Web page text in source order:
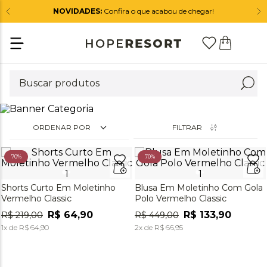
NOVIDADES: Confira o que acabou de chegar!
ORDENAR POR FILTRAR
70%
Shorts Curto Em Moletinho
Vermelho Classic
R$ 219,00 R$ 64,90
1x de R$ 64,90
70%
Blusa Em Moletinho Com Gola
Polo Vermelho Classic
R$ 449,00 R$ 133,90
2x de R$ 66,95